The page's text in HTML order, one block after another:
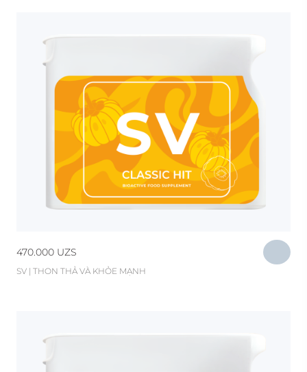
470.000 UZS
SV | THON THẢ VÀ KHỎE MẠNH